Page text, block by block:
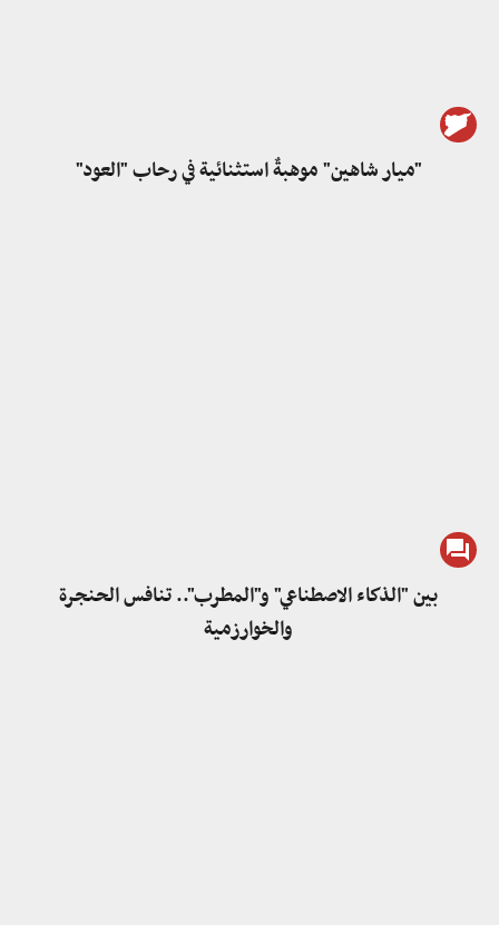
"ميار شاهين" موهبةٌ استثنائية في رحاب "العود"
بين "الذكاء الاصطناعي" و"المطرب".. تنافس الحنجرة
والخوارزمية